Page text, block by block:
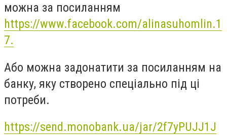
можна за посиланням
https://www.facebook.com/alinasuhomlin.1
7.
Або можна задонатити за посиланням на
банку, яку створено спеціально під ці
потреби.
https://send.monobank.ua/jar/2f7yPUJJ1J